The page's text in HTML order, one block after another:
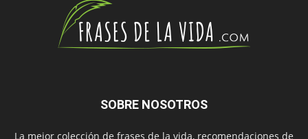
SOBRE NOSOTROS
La mejor colección de frases de la vida, recomendaciones de